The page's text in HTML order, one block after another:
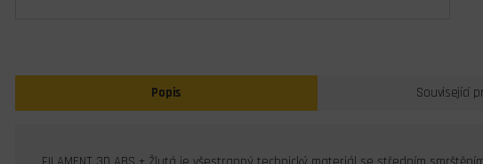
Popis Související